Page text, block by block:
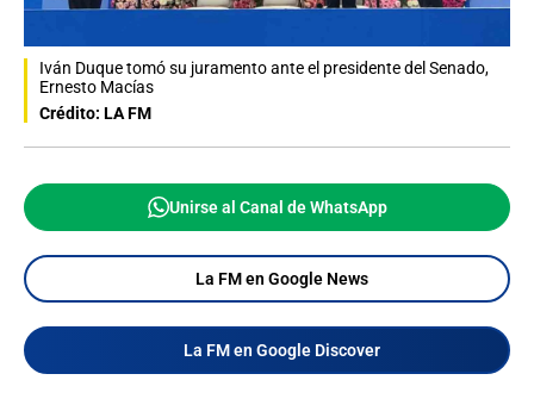
Iván Duque tomó su juramento ante el presidente del Senado,
Ernesto Macías
Crédito: LA FM
Unirse al Canal de WhatsApp
La FM en Google News
La FM en Google Discover